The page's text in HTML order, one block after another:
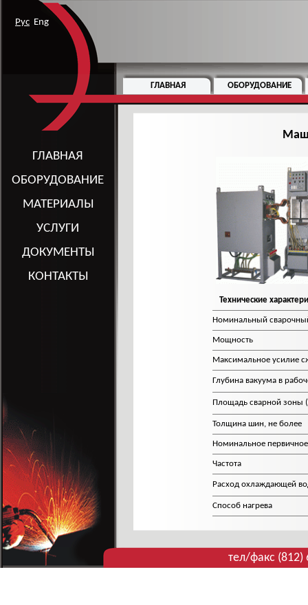
Рус Eng
ГЛАВНАЯ
ОБОРУДОВАНИЕ
МАТЕРИАЛЫ
УСЛУГИ
ДОКУМЕНТЫ
КОНТАКТЫ
ГЛАВНАЯ ОБОРУДОВАНИЕ
Технические
Номинальный
Мощность
Максимальное усилие
Глубина вакуума в
Площадь сварной зоны
Толщина шин, не более
Номинальное
Частота
Расход охлаждающей
Способ нагрева
тел/факс (812)